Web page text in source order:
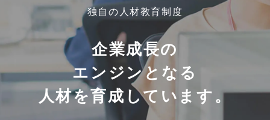
独自の人材教育制度
企業成長の
エンジンとなる
人材を育成しています。